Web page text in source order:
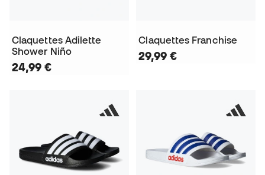
Claquettes Adilette
Shower Niño
24,99 €
Claquettes Franchise
29,99 €